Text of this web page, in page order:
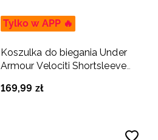
Tylko w APP 🔥
Koszulka do biegania Under
Armour Velociti Shortsleeve
169,99 zł